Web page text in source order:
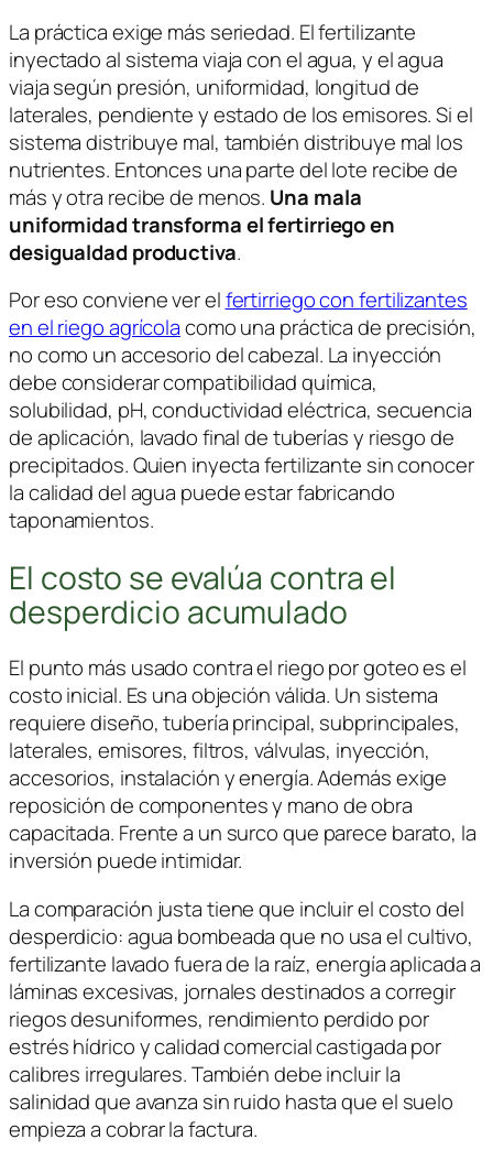
La práctica exige más seriedad. El fertilizante
inyectado al sistema viaja con el agua, y el agua
viaja según presión, uniformidad, longitud de
laterales, pendiente y estado de los emisores. Si el
sistema distribuye mal, también distribuye mal los
nutrientes. Entonces una parte del lote recibe de
más y otra recibe de menos. Una mala
uniformidad transforma el fertirriego en
desigualdad productiva.
Por eso conviene ver elfertirriego con fertilizantes
en el riego agrícolacomo una práctica de precisión,
no como un accesorio del cabezal. La inyección
debe considerar compatibilidad química,
solubilidad, pH, conductividad eléctrica, secuencia
de aplicación, lavado final de tuberías y riesgo de
precipitados. Quien inyecta fertilizante sin conocer
la calidad del agua puede estar fabricando
taponamientos.
El costo se evalúa contra el
desperdicio acumulado
El punto más usado contra el riego por goteo es el
costo inicial. Es una objeción válida. Un sistema
requiere diseño, tubería principal, subprincipales,
laterales, emisores, filtros, válvulas, inyección,
accesorios, instalación y energía. Además exige
reposición de componentes y mano de obra
capacitada. Frente a un surco que parece barato, la
inversión puede intimidar.
La comparación justa tiene que incluir el costo del
desperdicio: agua bombeada que no usa el cultivo,
fertilizante lavado fuera de la raíz, energía aplicada a
láminas excesivas, jornales destinados a corregir
riegos desuniformes, rendimiento perdido por
estrés hídrico y calidad comercial castigada por
calibres irregulares. También debe incluir la
salinidad que avanza sin ruido hasta que el suelo
empieza a cobrar la factura.